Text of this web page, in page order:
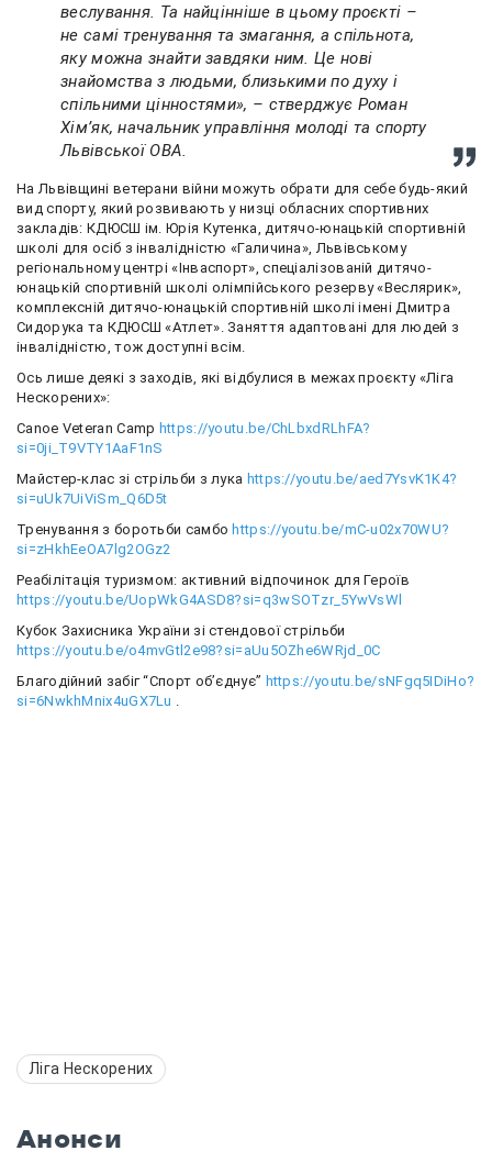
веслування. Та найцінніше в цьому проєкті –
не самі тренування та змагання, а спільнота,
яку можна знайти завдяки ним. Це нові
знайомства з людьми, близькими по духу і
спільними цінностями», – стверджує Роман
Хім’як, начальник управління молоді та спорту
Львівської ОВА.
На Львівщині ветерани війни можуть обрати для себе будь-який
вид спорту, який розвивають у низці обласних спортивних
закладів: КДЮСШ ім. Юрія Кутенка, дитячо-юнацькій спортивній
школі для осіб з інвалідністю «Галичина», Львівському
регіональному центрі «Інваспорт», спеціалізованій дитячо-
юнацькій спортивній школі олімпійського резерву «Веслярик»,
комплексній дитячо-юнацькій спортивній школі імені Дмитра
Сидорука та КДЮСШ «Атлет». Заняття адаптовані для людей з
інвалідністю, тож доступні всім.
Ось лише деякі з заходів, які відбулися в межах проєкту «Ліга
Нескорених»:
Canoe Veteran Camp https://youtu.be/ChLbxdRLhFA?
si=0ji_T9VTY1AaF1nS
Майстер-клас зі стрільби з лука https://youtu.be/aed7YsvK1K4?
si=uUk7UiViSm_Q6D5t
Тренування з боротьби самбоhttps://youtu.be/mC-u02x70WU?
si=zHkhEeOA7lg2OGz2
Реабілітація туризмом: активний відпочинок для Героїв
https://youtu.be/UopWkG4ASD8?si=q3wSOTzr_5YwVsWl
Кубок Захисника України зі стендової стрільби
https://youtu.be/o4mvGtl2e98?si=aUu5OZhe6WRjd_0C
Благодійний забіг “Спорт об’єднує” https://youtu.be/sNFgq5IDiHo?
si=6NwkhMnix4uGX7Lu
Ліга Нескорених
Анонси